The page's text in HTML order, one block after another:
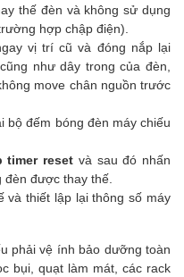
thế đèn và không sử dụng
hợp chập điện).
vị trí cũ và đóng nắp lại
như dây trong của đèn,
move chân nguồn trước
bộ đếm bóng đèn máy chiếu
timer reset và sau đó nhấn
được thay thế.
thiết lập lại thông số máy
phải vệ ính bảo dưỡng toàn
bụi, quạt làm mát, các rack